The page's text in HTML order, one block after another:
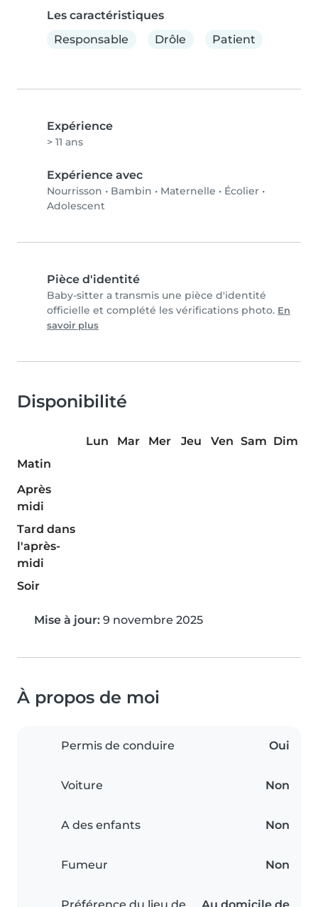
Les caractéristiques
Responsable
Drôle Patient
Expérience
> 11 ans
Expérience avec
Nourrisson • Bambin • Maternelle • Écolier •
Adolescent
Pièce d'identité
Baby-sitter a transmis une pièce d'identité
officielle et complété les vérifications photo. En
savoir plus
Disponibilité
Lun Mar Mer Jeu Ven Sam Dim
Matin
Après
midi
Tard dans
l'après-
midi
Soir
Mise à jour: 9 novembre 2025
À propos de moi
Permis de conduire Oui
Voiture Non
A des enfants Non
Fumeur Non